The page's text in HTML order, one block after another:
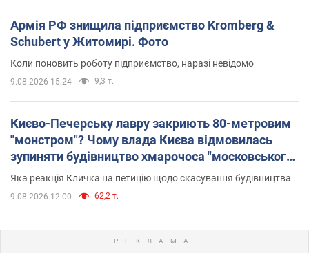
Армія РФ знищила підприємство Kromberg &
Schubert у Житомирі. Фото
Коли поновить роботу підприємство, наразі невідомо
9.08.2026 15:24 9,3 т.
Києво-Печерську лавру закриють 80-метровим
"монстром"? Чому влада Києва відмовилась
зупиняти будівництво хмарочоса "московського
вірянина"
Яка реакція Кличка на петицію щодо скасування будівництва
9.08.2026 12:00 62,2 т.